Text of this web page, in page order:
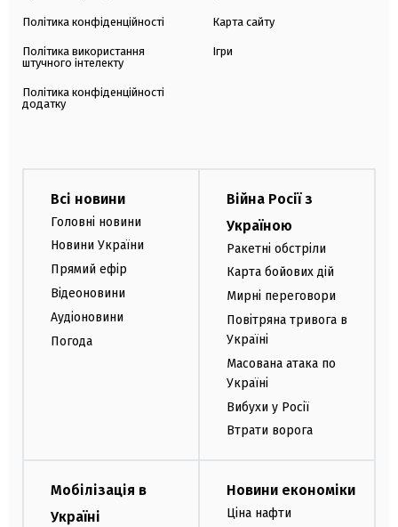
Політика конфіденційності
Політика використання
штучного інтелекту
Політика конфіденційності
додатку
Карта сайту
Ігри
Всі новини
Головні новини
Новини України
Прямий ефір
Відеоновини
Аудіоновини
Погода
Війна Росії з
Україною
Ракетні обстріли
Карта бойових дій
Мирні переговори
Повітряна тривога в
Україні
Масована атака по
Україні
Вибухи у Росії
Втрати ворога
Мобілізація в
Україні
Новини економіки
Ціна нафти